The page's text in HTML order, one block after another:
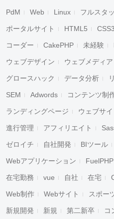
PdM Web Linux フルスタ
ポータルサイト HTML5 CSS3
コーダー CakePHP 未経験
ウェブデザイン ウェブメディア
グロースハック データ分析
SEM Adwords コンテンツ制
ランディングページ ウェブサイ
進行管理 アフィリエイト
ゼロイチ 自社開発 BIツール
Webアプリケーション FuelPHP
在宅勤務 vue 自社 在宅
Web制作 Webサイト スポー
新規開発 新規 第二新卒 コ